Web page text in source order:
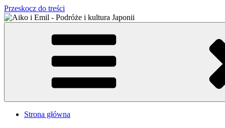
Przeskocz do treści
Aiko i Emil – Podróże i kultura Japonii
Japońsko-polskie małżeństwo w Tokio
Strona główna